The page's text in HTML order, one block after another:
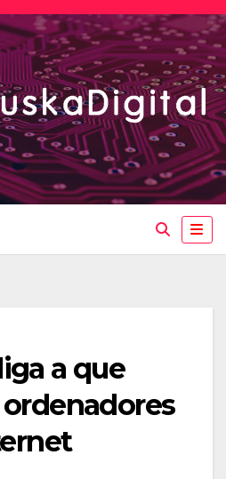
a que